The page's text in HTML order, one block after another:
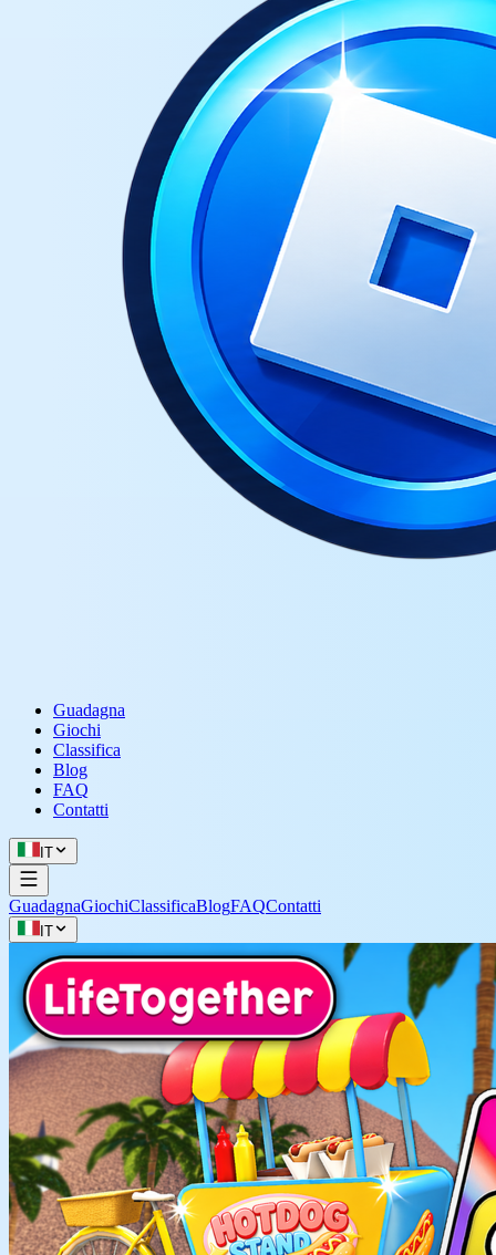
Guadagna
Giochi
Classifica
Blog
FAQ
Contatti
IT
GuadagnaGiochiClassificaBlogFAQContatti
IT